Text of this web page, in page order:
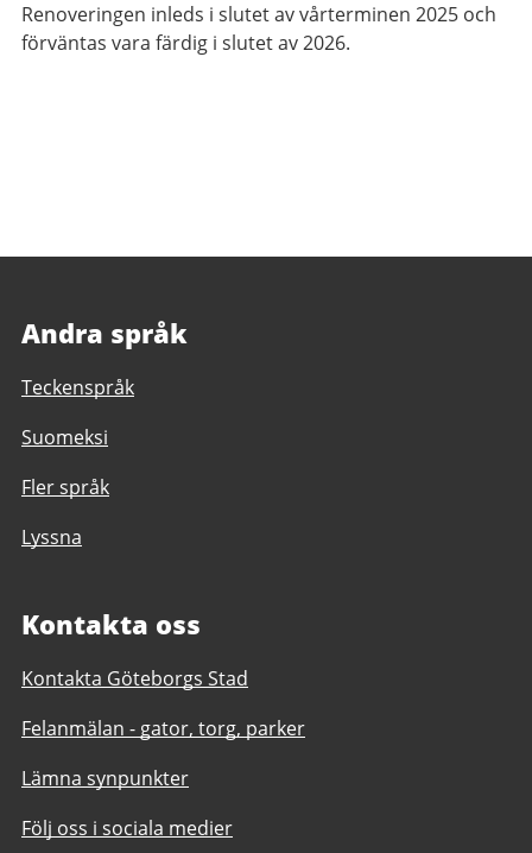
Renoveringen inleds i slutet av vårterminen 2025 och
förväntas vara färdig i slutet av 2026.
Andra språk
Teckenspråk
Suomeksi
Fler språk
Lyssna
Kontakta oss
Kontakta Göteborgs Stad
Felanmälan - gator, torg, parker
Lämna synpunkter
Följ oss i sociala medier